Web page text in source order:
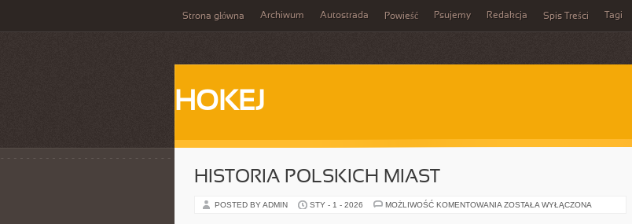
Strona główna Archiwum Autostrada Powieść Psujemy Redakcja Spis Treści Tagi
HOKEJ
HISTORIA POLSKICH MIAST
POSTED BY ADMIN STY - 1 - 2026 MOŻLIWOŚĆ KOMENTOWANIA HISTORIA
ZOSTAŁA WYŁĄCZONA